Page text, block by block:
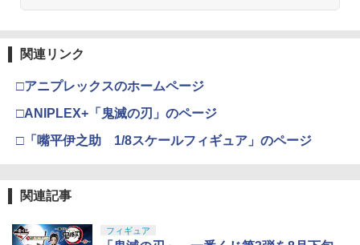
4
タミヤ(TAMIYA) メイクアップ材シリー
ズ No.3 タミヤセメント(角びん) 40ml 模
型用接着剤 87003
￥184
5
関連リンク
□アニプレックスのホームページ
□ANIPLEX+「鬼滅の刃」のページ
□「嘴平伊之助 1/8スケールフィギュア」のページ
関連記事
フィギュア